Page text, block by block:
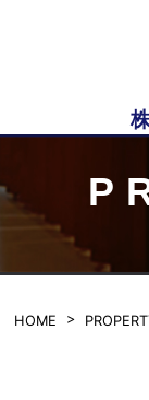
HOME